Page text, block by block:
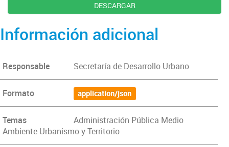
DESCARGAR
Información adicional
Responsable Secretaría de Desarrollo Urbano
Formato application/json
Temas
Administración Pública Medio
Ambiente Urbanismo y Territorio